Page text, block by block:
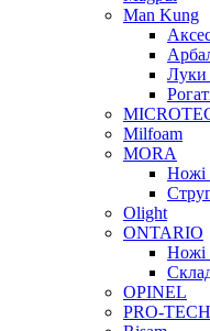
Man Kung
Луки
Milfoam
MORA
Ножі
Olight
ONTARIO
Ножі
OPINEL
PRO-TECH